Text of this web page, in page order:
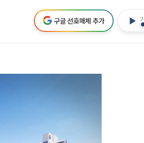
구글 선호매체 추가